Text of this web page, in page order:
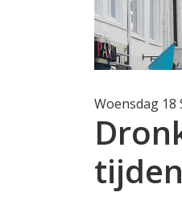
Woensdag 18